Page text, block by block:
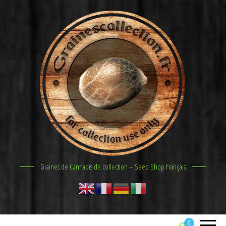
Graines de Cannabis de collection – Seed Shop Français
0